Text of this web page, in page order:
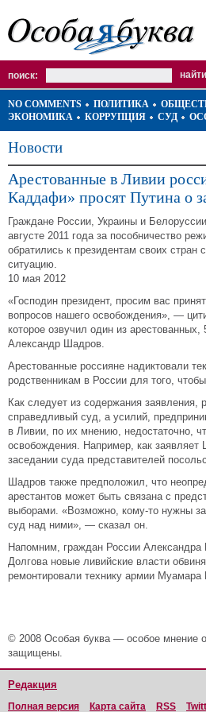
поиск:
NO COMMENTS ПОЛИТИКА
ЭКОНОМИКА
КОРРУПЦИЯ СУД
Новости
Арестованные в Ливии
Каддафи» просят Путина о
Граждане России, Украины и
августе 2011 года за пособничество
обратились к президентам своих стран
ситуацию.
10 мая 2012
«Господин президент, просим вас
вопросов нашего освобождения», —
которое озвучил один из арестованных,
Александр Шадров.
Арестованные россияне надиктовали
родственникам в России для того,
Как следует из содержания заявления,
справедливый суд, а усилий,
в Ливии, по их мнению, недостаточно,
освобождения. Например, как
заседании суда представителей
Шадров также предположил, что
арестантов может быть связана с
выборами. «Возможно, кому-то нужны
суд над ними», — сказал он.
Напомним, граждан России
Долгова новые ливийские власти
ремонтировали технику армии
© 2008 Особая буква — особое мнение
защищены.
Редакция
Полная версия Карта сайта RSS